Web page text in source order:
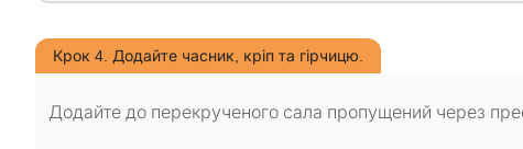
Крок 4. Додайте часник, кріп та гірчицю.
Додайте до перекрученого сала пропущений через